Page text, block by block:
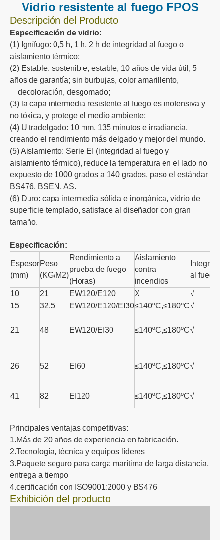
Vidrio resistente al fuego FPOS
Descripción del Producto
Especificación de vidrio:
(1) Ignífugo: 0,5 h, 1 h, 2 h de integridad al fuego o
aislamiento térmico;
(2) Estable: sostenible, estable, 10 años de vida útil, 5
años de garantía; sin burbujas, color amarillento,
decoloración, desgomado;
(3) la capa intermedia resistente al fuego es inofensiva y
no tóxica, y protege el medio ambiente;
(4) Ultradelgado: 10 mm, 135 minutos e irradiancia,
creando el rendimiento más delgado y mejor del mundo.
(5) Aislamiento: Serie EI (integridad al fuego y
aislamiento térmico), reduce la temperatura en el lado no
expuesto de 1000 grados a 140 grados, pasó el estándar
BS476, BSEN, AS.
(6) Duro: capa intermedia sólida e inorgánica, vidrio de
superficie templado, satisface al diseñador con gran
tamaño.
Especificación:
Espesor
(mm)
Peso
(KG/M2)
Rendimiento a
prueba de fuego
(Horas)
Aislamiento
contra
incendios
al fuego
10 21 EW120/E120 X
√
15
32.5 EW120/E120/EI30≤140ºC,≤180ºC√
21 48 EW120/EI30 ≤140ºC,≤180ºC√
26 52 EI60 ≤140ºC,≤180ºC√
41 82 EI120 ≤140ºC,≤180ºC√
Principales ventajas competitivas:
1.Más de 20 años de experiencia en fabricación.
2.Tecnología, técnica y equipos líderes
3.Paquete seguro para carga marítima de larga distancia,
entrega a tiempo
4.certificación con ISO9001:2000 y BS476
Exhibición del producto